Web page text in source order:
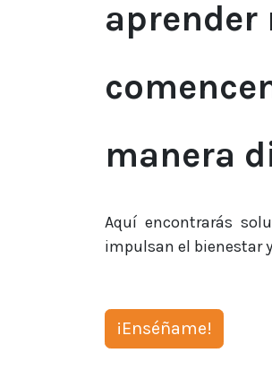
aprender
manera
Aquí encontrarás
impulsan el bienestar
¡Enséñame!